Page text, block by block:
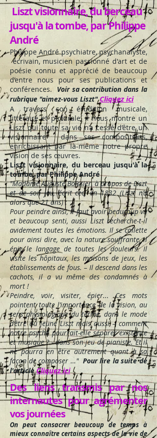
Liszt visionnaire, du berceau
jusqu'à la tombe, par Philippe
André
Philippe André psychiatre, psychanalyste,
écrivain, musicien passionné d'art et de
poésie connu et apprécié de beaucoup
d’entre nous pour ses publications et
conférences. Voir sa contribution dans la
rubrique "aimez-vous Liszt" Cliquez ici
A travers son érudition musicale,
littéraire et picturale, il nous montre un
Liszt qui toute sa vie n’a cessé d’être un
visionnaire dans ses compositions,
enrichissant par là-même notre propre
vision de ses œuvres.
Liszt visionnaire, du berceau jusqu'à la
tombe, par Philippe André
"Madame Auguste Boissier, à propos de Liszt
et de son jeu, écrit ceci en 1832 (Liszt n’a
alors que 21 ans) :
Pour peindre ainsi, il faut avoir beaucoup vu
et beaucoup senti, aussi Liszt recherche-t-il
avidement toutes les émotions. Il se collette
pour ainsi dire, avec la nature souffrante, il
épie le langage de toutes les douleurs. Il
visite les hôpitaux, les maisons de jeux, les
établissements de fous. – Il descend dans les
cachots, il a vu même des condamnés à
mort !
Peindre, voir, visiter, épier... Ces mots
pointent toute l’importance de la vision, au
sens physiologique du terme, dans le mode
d’être du jeune Liszt mais aussi – comment
notre psyché pourrait-elle séparer existence
et musique ? - dans son jeu de pianiste. Et il
ne pourra en être autrement quant à sa
façon de composer …" Pour lire la suite de
l'article Cliquez ici
Des liens transmis par nos
internautes pour agrémenter
vos journées
On peut consacrer beaucoup de temps à
mieux connaître certains aspects de la vie de